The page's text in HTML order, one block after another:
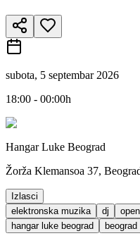
subota, 5 septembar 2026
18:00 - 00:00h
Hangar Luke Beograd
Žorža Klemansoa 37,
Izlasci
elektronska muzika
dj
hangar luke beograd
beograd